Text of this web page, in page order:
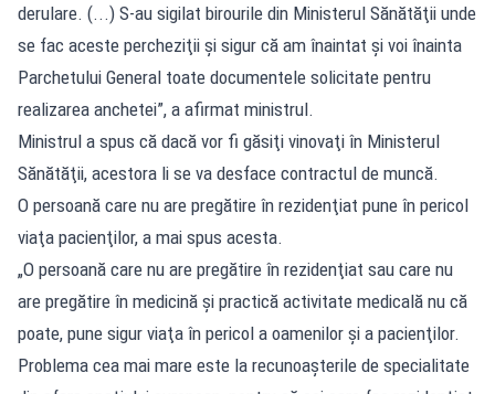
derulare. (...) S-au sigilat birourile din Ministerul Sănătăţii unde
se fac aceste percheziţii şi sigur că am înaintat şi voi înainta
Parchetului General toate documentele solicitate pentru
realizarea anchetei”, a afirmat ministrul.
Ministrul a spus că dacă vor fi găsiţi vinovaţi în Ministerul
Sănătăţii, acestora li se va desface contractul de muncă.
O persoană care nu are pregătire în rezidenţiat pune în pericol
viaţa pacienţilor, a mai spus acesta.
„O persoană care nu are pregătire în rezidenţiat sau care nu
are pregătire în medicină şi practică activitate medicală nu că
poate, pune sigur viaţa în pericol a oamenilor şi a pacienţilor.
Problema cea mai mare este la recunoaşterile de specialitate